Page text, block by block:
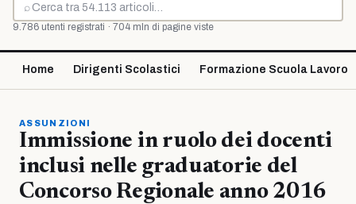
⌕
Cerca
9.786 utenti registrati · 704 mln di pagine viste
Home Dirigenti Scolastici Formazione Scuola Lavoro
ASSUNZIONI
Immissione in ruolo dei docenti
inclusi nelle graduatorie del
Concorso Regionale anno 2016